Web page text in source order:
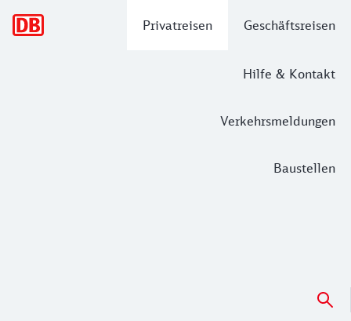
Privatreisen Geschäftsreisen
Hilfe & Kontakt
Verkehrsmeldungen
Baustellen